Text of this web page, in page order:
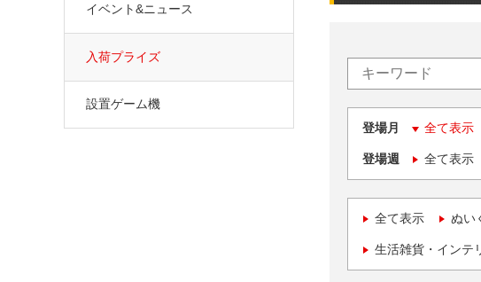
登場月 全て表示
登場週 全て表示
全て表示 ぬい
生活雑貨・インテ
イベント&ニュース
入荷プライズ
設置ゲーム機